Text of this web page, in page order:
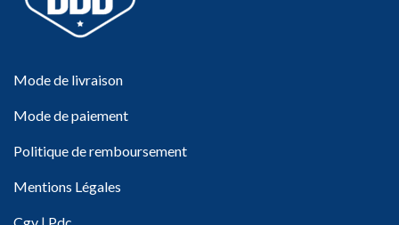
Mode de livraison
Mode de paiement
Politique de remboursement
Mentions Légales